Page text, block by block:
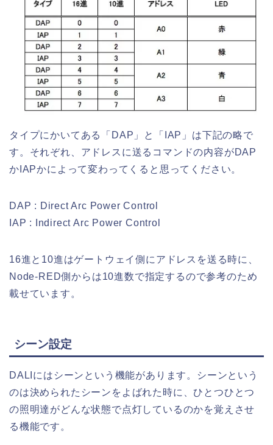
タイプにかいてある「DAP」と「IAP」は下記の略で
す。それぞれ、アドレスに送るコマンドの内容がDAP
かIAPかによって変わってくると思ってください。
DAP : Direct Arc Power Control
IAP : Indirect Arc Power Control
16進と10進はゲートウェイ側にアドレスを送る時に、
Node-RED側からは10進数で指定するので参考のため
載せています。
シーン設定
DALIにはシーンという機能があります。シーンという
のは決められたシーンをよばれた時に、ひとつひとつ
の照明達がどんな状態で点灯しているのかを覚えさせ
る機能です。